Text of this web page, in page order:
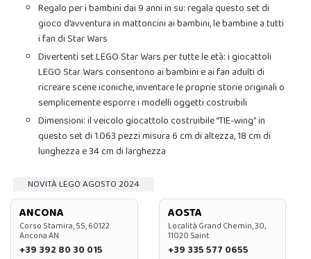
Regalo per i bambini dai 9 anni in su: regala questo set di
gioco d’avventura in mattoncini ai bambini, le bambine a tutti
i fan di Star Wars
Divertenti set LEGO Star Wars per tutte le età: i giocattoli
LEGO Star Wars consentono ai bambini e ai fan adulti di
ricreare scene iconiche, inventare le proprie storie originali o
semplicemente esporre i modelli oggetti costruibili
Dimensioni: il veicolo giocattolo costruibile “TIE-wing” in
questo set di 1.063 pezzi misura 6 cm di altezza, 18 cm di
lunghezza e 34 cm di larghezza
NOVITÀ LEGO AGOSTO 2024
ANCONA
Corso Stamira, 55, 60122
Ancona AN
+39 392 80 30 015
AOSTA
Località Grand Chemin, 30,
11020 Saint
+39 335 577 0655